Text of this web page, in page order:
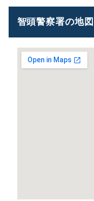
智頭警察署の地